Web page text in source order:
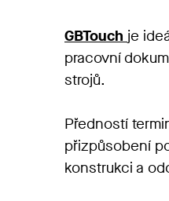
GBTouch je
pracovní
strojů.
Předností
přizpůsobení
konstrukci a